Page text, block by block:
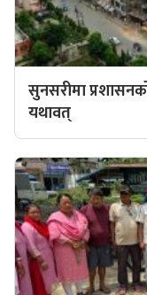
सुनसरीमा
यथावत्